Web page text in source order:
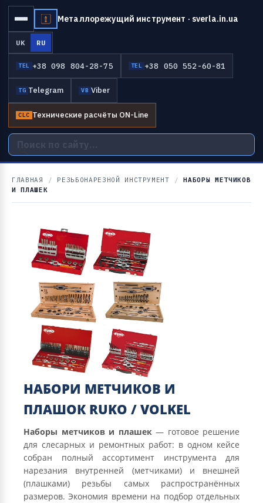
Металлорежущий инструмент · sverla.in.ua
UK RU
TEL +38 098 804-28-75 TEL +38 050 552-60-81
TG Telegram VB Viber
CLC Технические расчёты ON-Line
ГЛАВНАЯ / РЕЗЬБОНАРЕЗНОЙ ИНСТРУМЕНТ /
НАБОРЫ МЕТЧИКОВ
И ПЛАШЕК
НАБОРИ МЕТЧИКОВ И
ПЛАШОК RUKO / VOLKEL
Наборы метчиков и плашек— готовое решение
для слесарных и ремонтных работ: в одном кейсе
собран полный ассортимент инструмента для
нарезания внутренней (метчиками) и внешней
(плашками) резьбы самых распространённых
размеров. Экономия времени на подбор отдельных